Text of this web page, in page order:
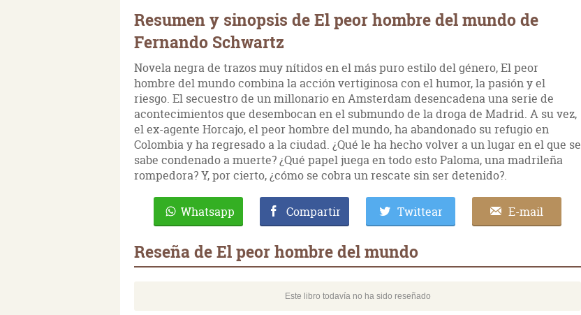
Resumen y sinopsis de El peor hombre del mundo de
Fernando Schwartz
Novela negra de trazos muy nítidos en el más puro estilo del género, El peor
hombre del mundo combina la acción vertiginosa con el humor, la pasión y el
riesgo. El secuestro de un millonario en Amsterdam desencadena una serie de
acontecimientos que desembocan en el submundo de la droga de Madrid. A su vez,
el ex-agente Horcajo, el peor hombre del mundo, ha abandonado su refugio en
Colombia y ha regresado a la ciudad. ¿Qué le ha hecho volver a un lugar en el que se
sabe condenado a muerte? ¿Qué papel juega en todo esto Paloma, una madrileña
rompedora? Y, por cierto, ¿cómo se cobra un rescate sin ser detenido?.
Whatsapp Compartir Twittear E-mail
Reseña de El peor hombre del mundo
Este libro todavía no ha sido reseñado